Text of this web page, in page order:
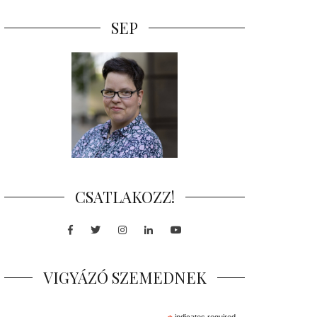
SEP
CSATLAKOZZ!
Facebook
TwitterInstagram
LinkedInYoutube
VIGYÁZÓ SZEMEDNEK